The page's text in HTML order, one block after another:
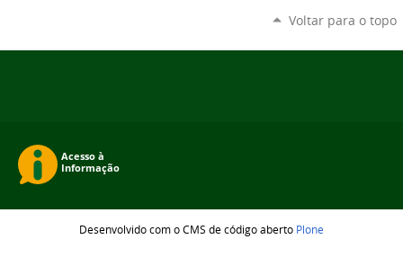
Voltar para o topo
Desenvolvido com o CMS de código aberto Plone